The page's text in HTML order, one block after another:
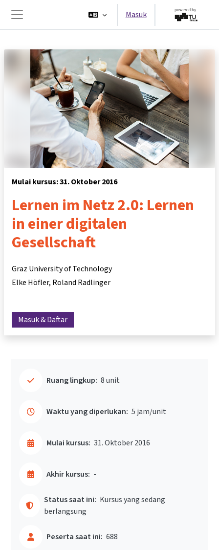
Panel samping
Masuk
Mulai kursus: 31. Oktober 2016
Lernen im Netz 2.0: Lernen
in einer digitalen
Gesellschaft
Graz University of Technology
Elke Höfler Roland Radlinger
Masuk & Daftar
Ruang lingkup: 8 unit
Waktu yang diperlukan: 5 jam/unit
Mulai kursus: 31. Oktober 2016
Akhir kursus: -
Status saat ini: Kursus yang sedang
berlangsung
Peserta saat ini: 688